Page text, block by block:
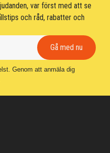
var först med att se
och råd, rabatter och
Genom att anmäla dig